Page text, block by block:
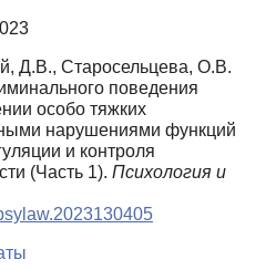
Д.В., Старосельцева, О.В.
поведения
особо тяжких
нарушениями функций
и контроля
(Часть 1). Психология и